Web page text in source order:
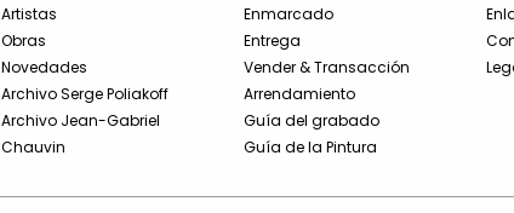
Artistas
Obras
Novedades
Archivo Serge Poliakoff
Archivo Jean-Gabriel
Chauvin
Enmarcado
Entrega
Vender & Transacción
Arrendamiento
Guía del grabado
Guía de la Pintura